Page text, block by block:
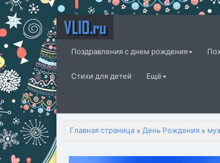
VLIO.ru
Поздравления с днем рождения
Стихи для детей Ещё
Главная страница » День Рождения »